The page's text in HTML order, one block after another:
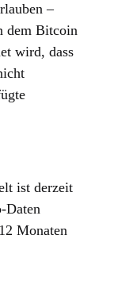
–
dem Bitcoin
wird, dass
ist derzeit
Daten
Monaten